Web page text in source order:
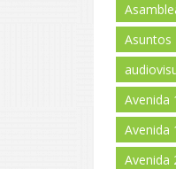
Asuntos
Avenida
Avenida
Avenida